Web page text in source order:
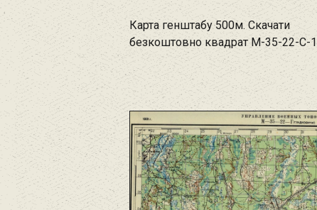
Карта генштабу 500м. Скачати
безкоштовно квадрат M-35-22-C-1